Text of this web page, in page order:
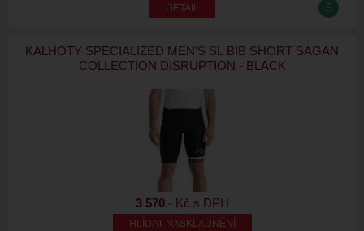
5
KALHOTY SPECIALIZED MEN'S SL BIB SHORT SAGAN
COLLECTION DISRUPTION - BLACK
3 570,- Kč s DPH
HLÍDAT NASKLADNĚNÍ